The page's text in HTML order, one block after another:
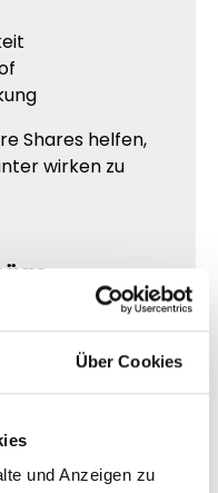
Über Cookies
und Anzeigen zu
Shares helfen,
wirken zu
erzeugt
wahr.